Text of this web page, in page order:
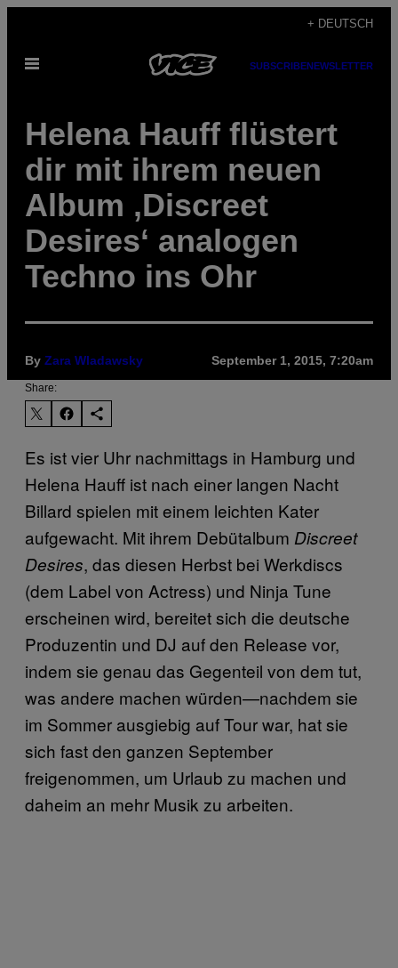
content
+ DEUTSCH
Open
SUBSCRIBENEWSLETTER
Helena Hauff flüstert
dir mit ihrem neuen
Album ‚Discreet
Desires‘ analogen
Techno ins Ohr
By Zara Wladawsky September 1, 2015, 7:20am
Share:
Es ist vier Uhr nachmittags in Hamburg und
Helena Hauff ist nach einer langen Nacht
Billard spielen mit einem leichten Kater
aufgewacht. Mit ihrem Debütalbum Discreet
Desires, das diesen Herbst bei Werkdiscs
(dem Label von Actress) und Ninja Tune
erscheinen wird, ­bereitet sich die deutsche
Produzentin und DJ auf den Release vor,
indem sie genau das Gegenteil von dem tut,
was andere machen würden—nachdem sie
im Sommer ausgiebig auf Tour war, hat sie
sich fast den ganzen September
freigenommen, um Urlaub zu machen und
daheim an mehr Musik zu arbeiten.